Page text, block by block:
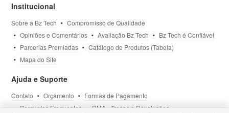
Institucional
Sobre a Bz Tech
Compromisso de Qualidade
Opiniões e Comentários
Avaliação Bz Tech
Bz Tech é Confiável
Parcerias Premiadas
Catálogo de Produtos (Tabela)
Mapa do Site
Ajuda e Suporte
Contato Orçamento
Formas de Pagamento
Perguntas Frequentes
RMA - Trocas e Devoluções